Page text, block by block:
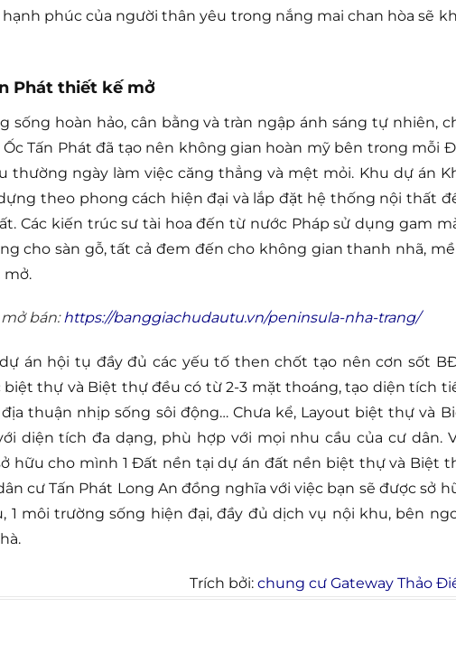
phúc của người thân yêu trong nắng mai chan hòa sẽ
Phát thiết kế mở
hoàn hảo, cân bằng và tràn ngập ánh sáng tự nhiên,
Ốc Tấn Phát đã tạo nên không gian hoàn mỹ bên trong mỗi
thường ngày làm việc căng thẳng và mệt mỏi. Khu dự án
theo phong cách hiện đại và lắp đặt hệ thống nội thất
Các kiến trúc sư tài hoa đến từ nước Pháp sử dụng gam
cho sàn gỗ, tất cả đem đến cho không gian thanh nhã,
mở.
mở bán:https://banggiachudautu.vn/peninsula-nha-trang/
án hội tụ đầy đủ các yếu tố then chốt tạo nên cơn sốt
biệt thự và Biệt thự đều có từ 2-3 mặt thoáng, tạo diện tích
thuận nhịp sống sôi động… Chưa kể, Layout biệt thự và
diện tích đa dạng, phù hợp với mọi nhu cầu của cư dân.
hữu cho mình 1 Đất nền tại dự án đất nền biệt thự và Biệt
cư Tấn Phát Long An đồng nghĩa với việc bạn sẽ được sở
1 môi trường sống hiện đại, đầy đủ dịch vụ nội khu, bên
Trích bởi: chung cư Gateway Thảo